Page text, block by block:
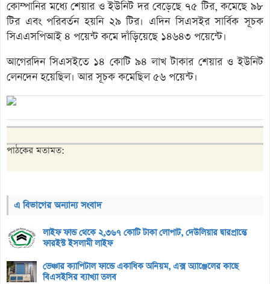
কোম্পানির মধ্যে শেয়ার ও ইউনিট দর বেড়েছে ৭৫ টির, কমেছে ৯৮
টির এবং পরিবর্তন হয়নি ২৯ টির। এদিন সিএসইর সার্বিক সূচক
সিএএসপিআই ৪ পয়েন্ট কমে দাঁড়িয়েছে ১৪৬৪৩ পয়েন্টে।
আগেরদিন সিএসইতে ১৪ কোটি ৯৪ লাখ টাকার শেয়ার ও ইউনিট
লেনদেন হয়েছিল। আর সূচক কমেছিল ৫৬ পয়েন্ট।
পাঠকের মতামত:
এ বিভাগের অন্যান্য সংবাদ
লাইফ ফান্ড থেকে ২,৩৬৭ কোটি টাকা লোপাট, দেউলিয়ার দ্বারপ্রান্তে
ফারইস্ট ইসলামী লাইফ
ভেঞ্চার ক্যাপিটাল ফান্ডে একাধিক অনিয়ম, এক্স অ্যাঞ্জেলের কাছে
বিএসইসির ব্যাখ্যা তলব